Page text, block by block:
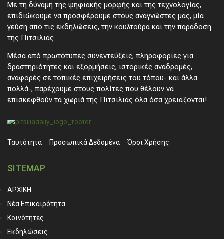
Με τη δύναμη της ψηφιακής μορφής και της τεχνολογίας,
επιδιώκουμε να προσφέρουμε στους αναγνώστες μας, μία
γεύση από τις εκδηλώσεις, την κουλτούρα και την παράδοση
της Πιτσιλιάς.
Μέσα από πρωτότυπες συνεντεύξεις, πληροφορίες για
δραστηριότητες και εξορμήσεις, ιστορικές αναδρομές,
αναφορές σε τοπικές επιχειρήσεις του τόπου- και άλλα
πολλά-, παρέχουμε στους πολίτες που θέλουν να
επισκεφθούν τα χωριά της Πιτσιλιάς όλα όσα χρειάζονται!
Ταυτότητα Προσωπικά ∆εδομένα Όροι Χρήσης
SITEMAP
ΑΡΧΙΚΗ
Νέα Επικαιρότητα
Κοινότητες
Εκδηλώσεις